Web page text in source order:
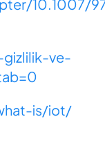
10.1007/
ve-
is/iot/